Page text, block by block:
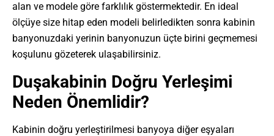
alan ve modele göre farklılık göstermektedir. En ideal
ölçüye size hitap eden modeli belirledikten sonra kabinin
banyonuzdaki yerinin banyonuzun üçte birini geçmemesi
koşulunu gözeterek ulaşabilirsiniz.
Duşakabinin Doğru Yerleşimi
Neden Önemlidir?
Kabinin doğru yerleştirilmesi banyoya diğer eşyaları